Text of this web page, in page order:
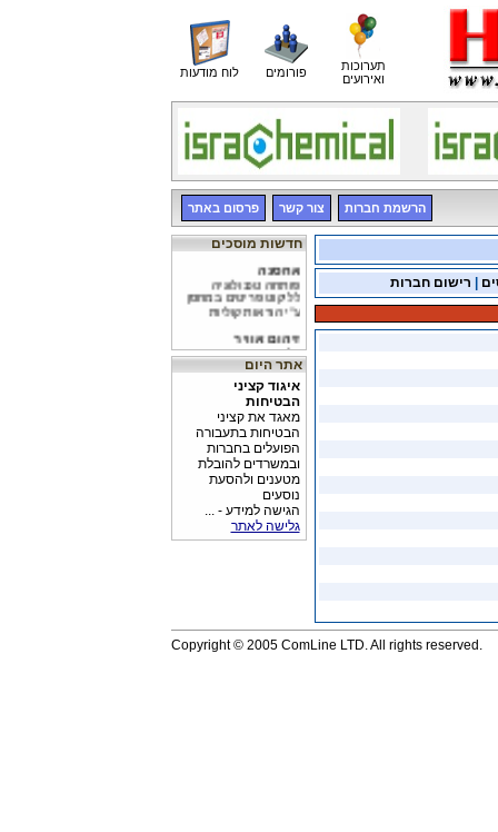
לוח מודעות פורומים
תערוכות
ואירועים
הרשמת חברות צור קשר פרסום באתר
חדשות מוסכים
אחסנה
פותחה טכנולוגיה
לליקוט פריטים במחסן
ע"י הוראות קוליות
זיהום אוויר
עלייה בזיהום אוויר
הנובע מרכב בנזין
זיהום אוויר
8% ממכוניות בנזין
חדשות יחסית הורדו
מהכביש עקב זיהום
אתר היום
איגוד קציני
הבטיחות
מאגד את קציני
הבטיחות בתעבורה
הפועלים בחברות
ובמשרדים להובלת
מטענים ולהסעת
נוסעים
הגישה למידע - ...
גלישה לאתר
רישום חברות
Copyright © 2005 ComLine LTD. All rights reserved.